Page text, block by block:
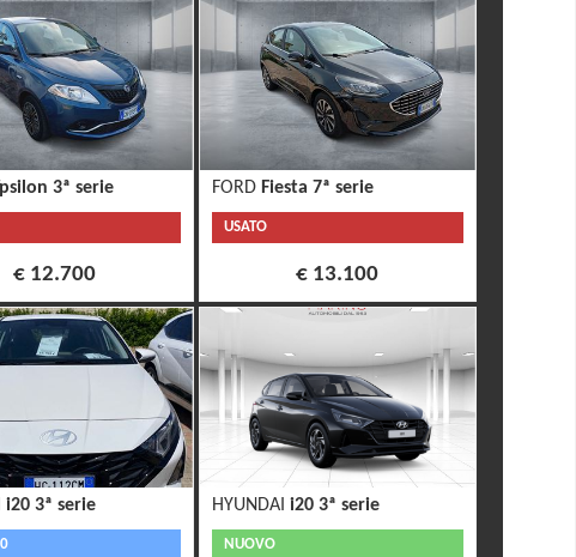
3ª serie
€ 12.700
FORD Fiesta 7ª serie
USATO
€ 13.100
i20 3ª serie HYUNDAI i20 3ª serie
NUOVO